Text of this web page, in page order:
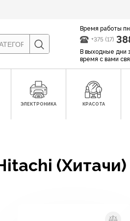
Время работы
+375 (17)
В выходные дни
время с вами
ЭЛЕКТРОНИКА КРАСОТА
(Хитачи)